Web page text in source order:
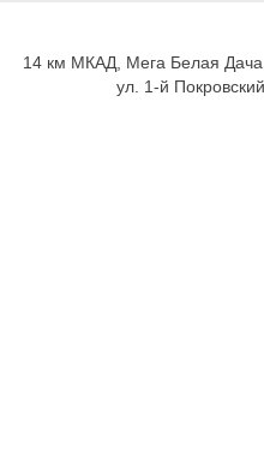
14 км МКАД, Мега Белая Дача,
ул. 1-й